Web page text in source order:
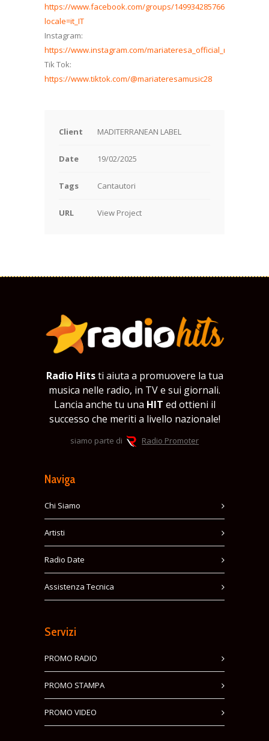
https://www.facebook.com/groups/1499342857660589?
locale=it_IT
Instagram:
https://www.instagram.com/mariateresa_official_music/
Tik Tok:
https://www.tiktok.com/@mariateresamusic28
Client MADITERRANEAN LABEL
Date 19/02/2025
Tags Cantautori
URL View Project
Radio Hitsti aiuta a promuovere la tua
musica nelle radio, in TV e sui giornali.
Lancia anche tu una HIT ed ottieni il
successo che meriti a livello nazionale!
siamo parte di Radio Promoter
Naviga
Chi Siamo
Artisti
Radio Date
Assistenza Tecnica
Servizi
PROMO RADIO
PROMO STAMPA
PROMO VIDEO